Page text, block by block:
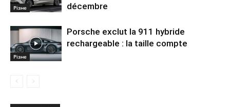
Різне
décembre
Різне
Porsche exclut la 911 hybride
rechargeable : la taille compte